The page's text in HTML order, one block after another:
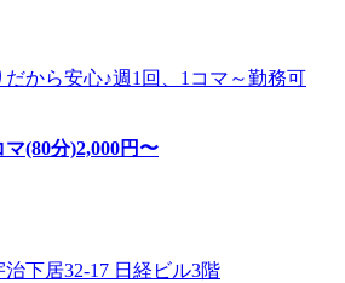
から安心♪週1回、1コマ～勤務可
マ(80分)2,000円〜
下居32-17 日経ビル3階